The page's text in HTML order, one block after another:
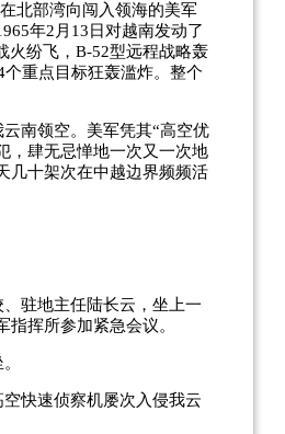
北部湾向闯入领海的美军
年2 月 13 日对越南发动了
火纷飞， B-52型远程战略轰
个重点目标狂轰滥炸。整个
南领空。美军凭其“高空优
，肆无忌惮地一次又一次地
十架次在中越边界频频活
驻地主任陆长云，坐上一
挥所参加紧急会议。
快速侦察机屡次入侵我云